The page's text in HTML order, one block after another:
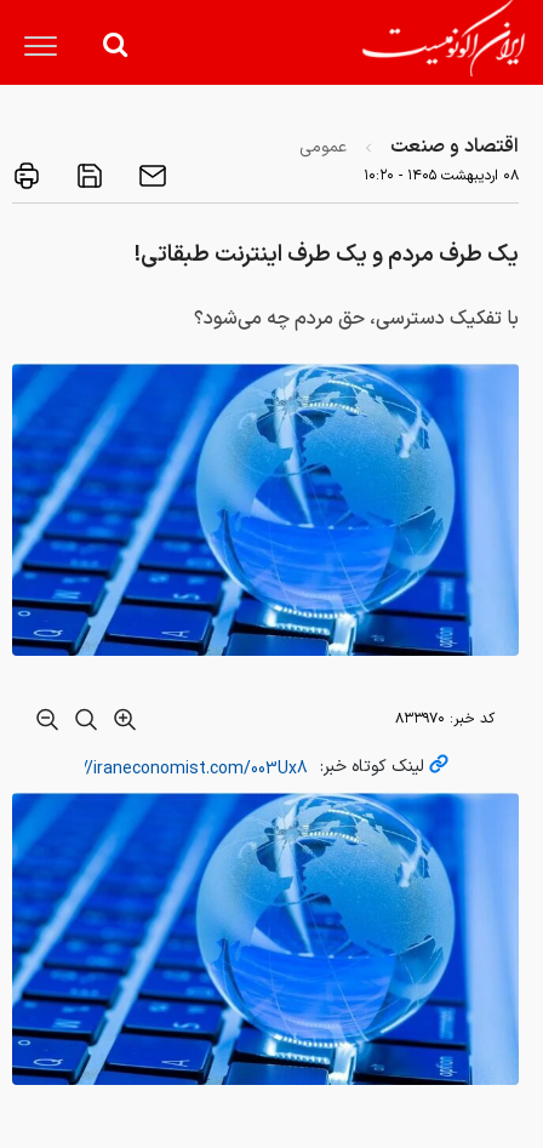
اقتصاد و صنعت عمومی
۰۸ ارديبهشت ۱۴۰۵ - ۱۰:۲۰
یک طرف مردم و یک طرف اینترنت طبقاتی!
با تفکیک دسترسی، حق مردم چه می‌شود؟
کد خبر: ۸۳۳۹۷۰
لینک کوتاه خبر: